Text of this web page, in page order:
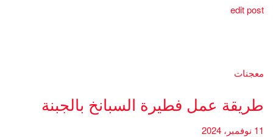
edit post
معجنات
طريقة عمل فطيرة السبانخ بالجبنة
11 نوفمبر، 2024